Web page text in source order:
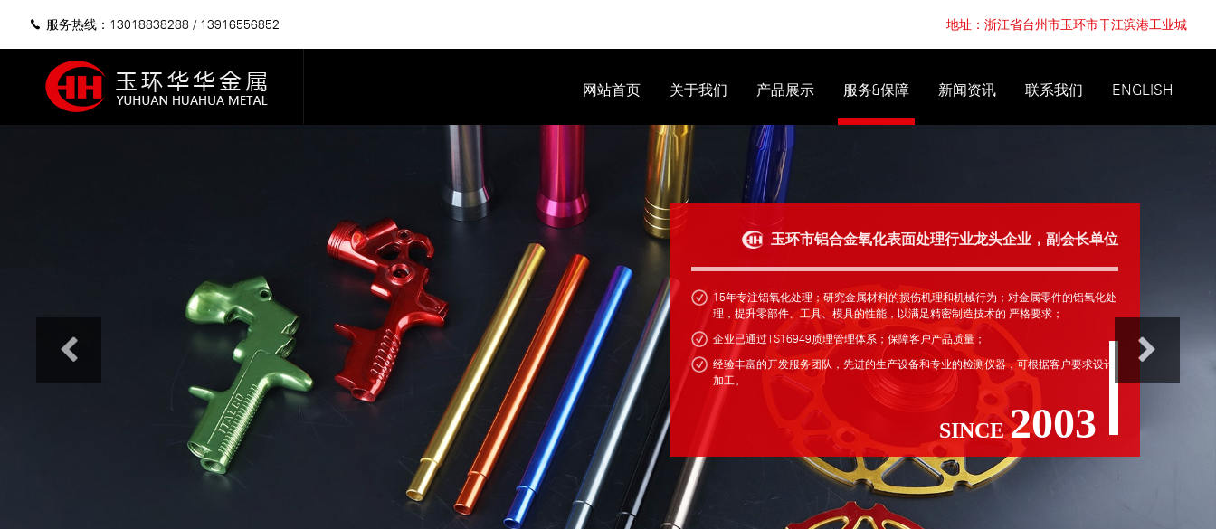
服务热线：13018838288 /13916556852 地址：浙江省台州市玉环市干江滨港工业城
网站首页 关于我们 产品展示 服务&保障 新闻资讯 联系我们 ENGLISH
玉环市铝合金氧化表面处理行业龙头企业，副会长单位
15年专注铝氧化处理；研究金属材料的损伤机理和机械行为；对金属零件的铝氧化处
理，提升零部件、工具、模具的性能，以满足精密制造技术的 严格要求；
企业已通过TS16949质理管理体系；保障客户产品质量；
经验丰富的开发服务团队，先进的生产设备和专业的检测仪器，可根据客户要求设计
加工。
SINCE2003